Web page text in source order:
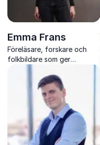
Emma Frans
Föreläsare, forskare och
folkbildare som ger
tänkande i en AI driven